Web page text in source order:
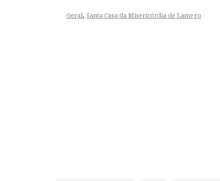
Geral, Santa Casa da Misericórdia de Lamego